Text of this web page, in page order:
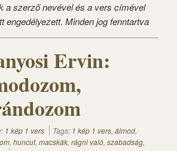
a szerző nevével és a vers címével
engedélyezett. Minden jog fenntartva
Ervin:
1 kép 1 vers Tags: 1 kép 1 vers, álmod,
, huncut, macskák, rágni való, szabadság,